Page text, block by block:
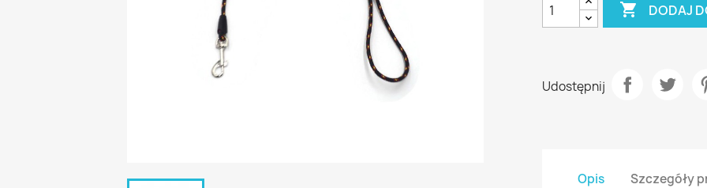
 DODAJ
Udostępnij
Opis Szczegóły